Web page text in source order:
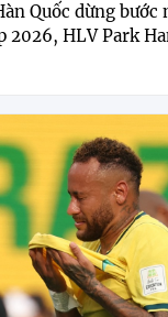
Quốc dừng bước
2026, HLV Park